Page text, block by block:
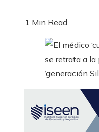
1 Min Read